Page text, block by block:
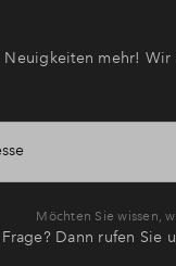
mehr!
Möchten Sie wissen,
Dann rufen Sie